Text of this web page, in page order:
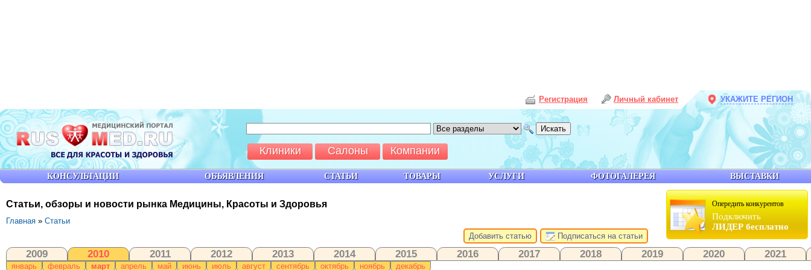
Опередить конкурентов
Подключить
ЛИДЕР бесплатно
Статьи, обзоры и новости рынка Медицины, Красоты и Здоровья
Главная » Статьи
Добавить статью
Подписаться на статьи
2009 2010 2011 2012 2013 2014 2015 2016 2017 2018 2019 2020 2021
январь февраль март апрель май июнь июль август сентябрь октябрь ноябрь декабрь
КОНСУЛЬТАЦИИ ОБЪЯВЛЕНИЯ СТАТЬИ ТОВАРЫ УСЛУГИ ФОТОГАЛЕРЕЯ ВЫСТАВКИ
Клиники Салоны Компании
Личный кабинет
Регистрация УКАЖИТЕ РЕГИОН